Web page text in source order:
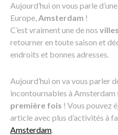
Aujourd’hui on vous parle
Europe,Amsterdam !
C’est vraiment une de nos
retourner en toute saison et
endroits et bonnes adresses.
Aujourd’hui on va vous parler
incontournables à Amsterdam
première fois ! Vous pouvez
article avec plus d’activités à
Amsterdam.